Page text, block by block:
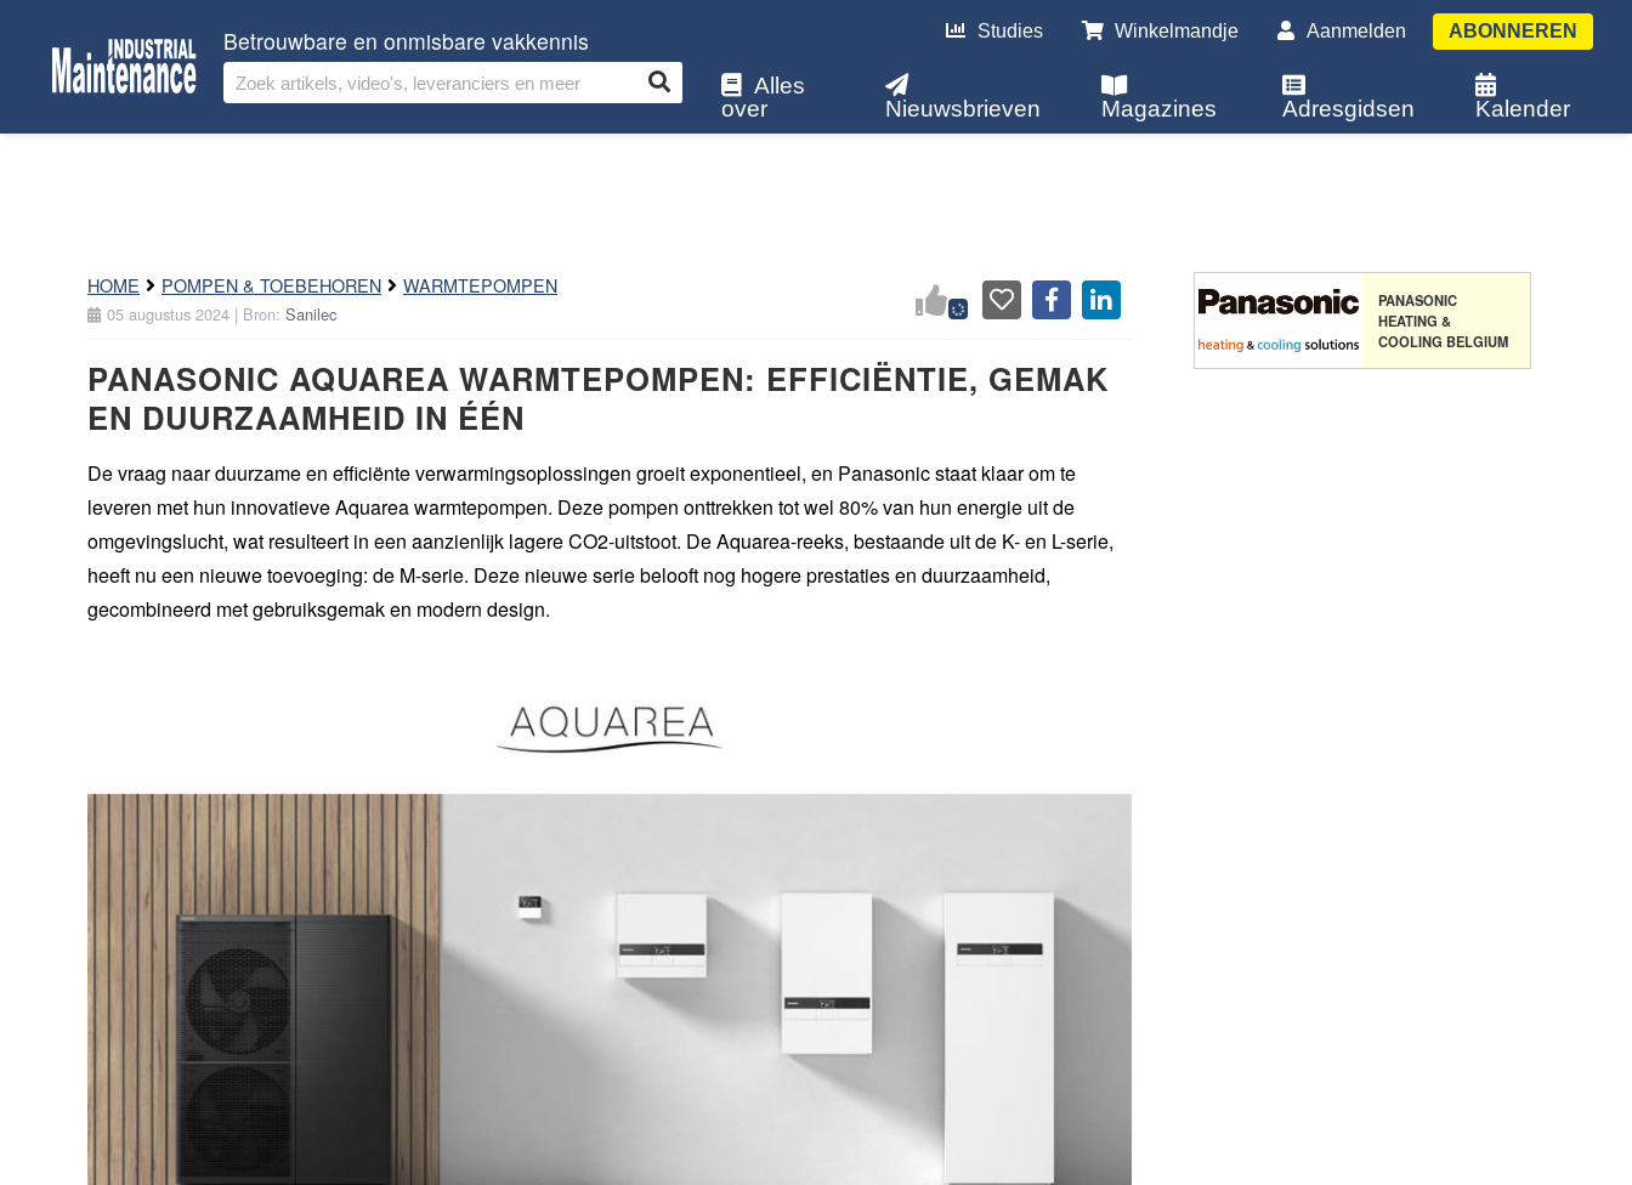
Betrouwbare en onmisbare vakkennis Studies Winkelmandje Aanmelden ABONNEREN
Alles
over
Nieuwsbrieven Magazines Adresgidsen Kalender
HOME POMPEN & TOEBEHOREN WARMTEPOMPEN
05 augustus 2024 | Bron: Sanilec
PANASONIC AQUAREA WARMTEPOMPEN: EFFICIËNTIE, GEMAK
EN DUURZAAMHEID IN ÉÉN
De vraag naar duurzame en efficiënte verwarmingsoplossingen groeit exponentieel, en Panasonic staat klaar om te
leveren met hun innovatieve Aquarea warmtepompen. Deze pompen onttrekken tot wel 80% van hun energie uit de
omgevingslucht, wat resulteert in een aanzienlijk lagere CO2-uitstoot. De Aquarea-reeks, bestaande uit de K- en L-serie,
heeft nu een nieuwe toevoeging: de M-serie. Deze nieuwe serie belooft nog hogere prestaties en duurzaamheid,
gecombineerd met gebruiksgemak en modern design.
PANASONIC
HEATING &
COOLING BELGIUM